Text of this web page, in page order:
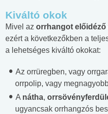
Kiváltó okok
Mivel az orrhangot előidéző
ezért a következőkben a
a lehetséges kiváltó okokat:
Az orrüregben, vagy
orrpolip, vagy
A nátha,
ugyancsak orrhangzós